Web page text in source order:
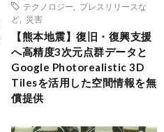
テクノロジー
プレスリリースな
ど
災害
【熊本地震】復旧・復興支援
へ高精度3次元点群データと
Google Photorealistic 3D
Tilesを活用した空間情報を無
償提供